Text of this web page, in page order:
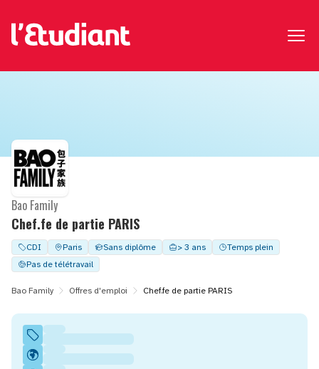
Chef.fe de partie PARIS
Bao Family
CDI Paris Sans diplôme > 3 ans
Temps plein
Pas de télétravail
Bao Family Offres d'emploi Chef.fe de partie PARIS